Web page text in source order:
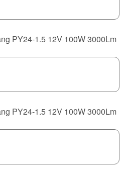
PY24-1.5 12V 100W 3000Lm
PY24-1.5 12V 100W 3000Lm